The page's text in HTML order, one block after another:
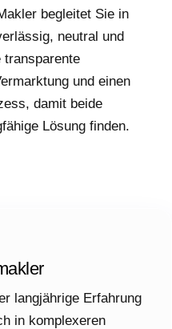
begleitet Sie in
neutral und
und einen
damit beide
Lösung finden.
langjährige Erfahrung
in komplexeren